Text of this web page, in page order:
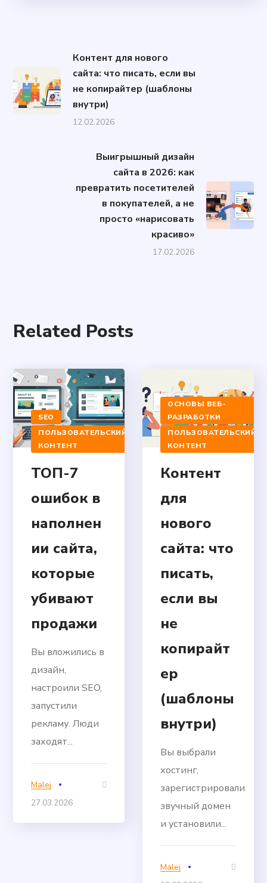
Контент для нового
сайта: что писать, если вы
не копирайтер (шаблоны
внутри)
12.02.2026
Выигрышный дизайн
сайта в 2026: как
превратить посетителей
в покупателей, а не
просто «нарисовать
красиво»
17.02.2026
Related Posts
SEO
ПОЛЬЗОВАТЕЛЬСКИЙ
КОНТЕНТ
ТОП-7
ошибок в
наполнен
ии сайта,
которые
убивают
продажи
Вы вложились в
дизайн,
настроили SEO,
запустили
рекламу. Люди
заходят...
Malej
27.03.2026
ОСНОВЫ ВЕБ-
РАЗРАБОТКИ
ПОЛЬЗОВАТЕЛЬСКИЙ
КОНТЕНТ
Контент
для
нового
сайта: что
писать,
если вы
не
копирайт
ер
(шаблоны
внутри)
Вы выбрали
хостинг,
зарегистрировали
звучный домен
и установили...
Malej